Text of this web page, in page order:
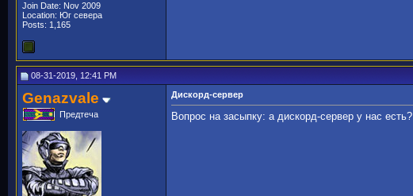
Join Date: Nov 2009
Location: Юг севера
Posts: 1,165
08-31-2019, 12:41 PM
Genazvale
Предтеча
Дискорд-сервер
Вопрос на засыпку: а дискорд-сервер у нас есть?